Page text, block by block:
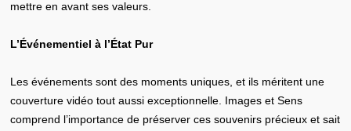
mettre en avant ses valeurs.
L’Événementiel à l’État Pur
Les événements sont des moments uniques, et ils méritent une
couverture vidéo tout aussi exceptionnelle. Images et Sens
comprend l’importance de préserver ces souvenirs précieux et sait